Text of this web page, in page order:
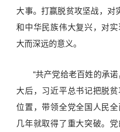
大事。打赢脱贫攻坚战，对
和中华民族伟大复兴，对
大而深远的意义。
“共产党给老百姓的承诺
大后，习近平总书记把脱
位置，带领全党全国人民
几年就取得了重大突破。